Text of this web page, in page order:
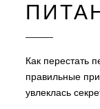
Как перестать
правильные
увлеклась